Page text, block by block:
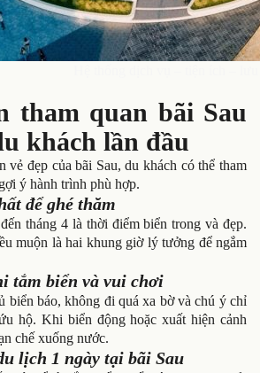
tham quan bãi Sau
khách lần đầu
vẻ đẹp của bãi Sau, du khách có thể tham
ý hành trình phù hợp.
để ghé thăm
tháng 4 là thời điểm biển trong và đẹp.
muộn là hai khung giờ lý tưởng để ngắm
tắm biển và vui chơi
biển báo, không đi quá xa bờ và chú ý chỉ
hộ. Khi biển động hoặc xuất hiện cảnh
chế xuống nước.
lịch 1 ngày tại bãi Sau